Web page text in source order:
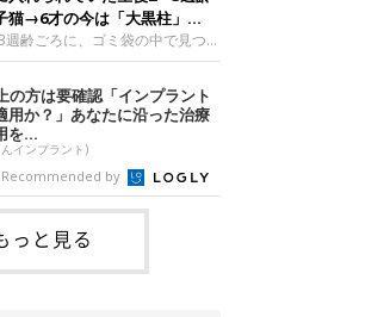
なり、飼い主さん夫婦のベッド
し始めたのだとか。飼い主さ
の成長記録です。こちらは、モ
生後1カ月ごろに撮影された一
さんの自宅マンションの駐輪場
猫時代のモモちゃん。
その日は気温が35℃を
目、ケージ越しに何かを伝える
“おしゃべり”なももちゃん。
紹介するのは、Instagram
@poocoonyanさんの愛猫・もも
材時1才／マンチカン）です。
画は、ももちゃんが生後2カ月
ろ、お迎え2日目に撮影された
しい環境にゆっくり慣れてもらう
時はケージの中で過ごしていまし
アピールするももち
猫→6才の今は「大黒柱」
い黒猫に成長した姿にグッ
週齢ごろに、ゴミ袋の中で見つか
命。ミルクから育てられたその
、家族に欠かせない存在へと成長
ゴミ袋の中で見つかった、ミニ
うな子猫よちよち歩きをしてい
生後2〜3週齢ごろのドンちゃ
今回紹介するのは、
）ユーザー@doddou_1さん
ンちゃん（取材時、推定6才／
ミトリー・ドンスコイ）。ドンち
保護猫でした。ドンちゃんが見つ
、飼い主さんの姉の勤め先の敷
の方は要確認「インプラント
用か？」あなたに沿った治療
を...
インプラント)
Recommended by
っと見る